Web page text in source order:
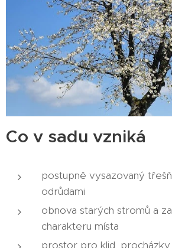
Co v sadu vzniká
postupně vysazovaný
odrůdami
obnova starých stromů a
charakteru místa
prostor pro klid, procházky